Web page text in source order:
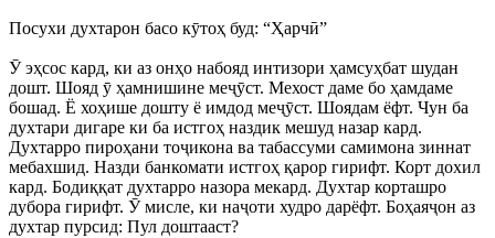
Посухи духтарон басо кӯтоҳ буд: “Ҳарчӣ”
Ӯ эҳсос кард, ки аз онҳо набояд интизори ҳамсуҳбат шудан
дошт. Шояд ӯ ҳамнишине меҷӯст. Мехост даме бо ҳамдаме
бошад. Ё хоҳише дошту ё имдод меҷӯст. Шоядам ёфт. Чун ба
духтари дигаре ки ба истгоҳ наздик мешуд назар кард.
Духтарро пироҳани тоҷикона ва табассуми самимона зиннат
мебахшид. Назди банкомати истгоҳ қарор гирифт. Корт дохил
кард. Бодиққат духтарро назора мекард. Духтар корташро
дубора гирифт. Ӯ мисле, ки наҷоти худро дарёфт. Боҳаяҷон аз
духтар пурсид: Пул доштааст?